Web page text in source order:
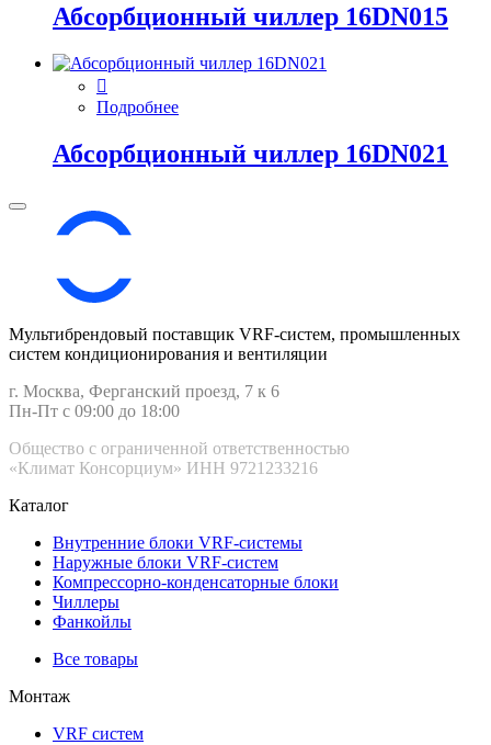
Абсорбционный чиллер 16DN015
Подробнее
Абсорбционный чиллер 16DN021
Мультибрендовый поставщик VRF-cистем, промышленных
систем кондиционирования и вентиляции
г. Москва, Ферганский проезд, 7 к 6
Пн-Пт с 09:00 до 18:00
Общество с ограниченной ответственностью
«Климат Консорциум» ИНН 9721233216
Каталог
Внутренние блоки VRF-cистемы
Наружные блоки VRF-cистем
Компрессорно-конденсаторные блоки
Чиллеры
Фанкойлы
Все товары
Монтаж
VRF систем